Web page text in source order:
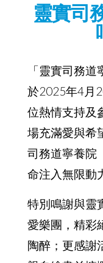
靈實司
「靈實司務
於2025年4月
位熱情支持及
場充滿愛與希
司務道寧養院
命注入無限動
特別鳴謝與靈
愛樂團，精彩
陶醉；更感謝